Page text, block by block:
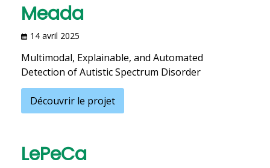
Meada
14 avril 2025
Multimodal, Explainable, and Automated
Detection of Autistic Spectrum Disorder
Découvrir le projet
LePeCa